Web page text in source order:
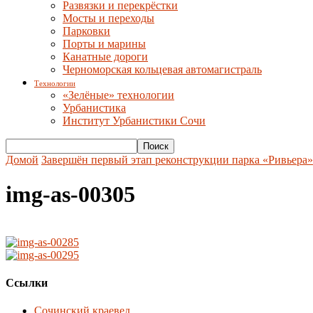
Развязки и перекрёстки
Мосты и переходы
Парковки
Порты и марины
Канатные дороги
Черноморская кольцевая автомагистраль
Технологии
«Зелёные» технологии
Урбанистика
Институт Урбанистики Сочи
Домой Завершён первый этап реконструкции парка «Ривьера»
img-as-00305
Ссылки